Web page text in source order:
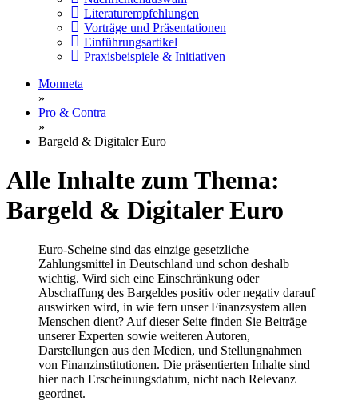
Literaturempfehlungen
Vorträge und Präsentationen
Einführungsartikel
Praxisbeispiele & Initiativen
Monneta
»
Pro & Contra
»
Bargeld & Digitaler Euro
Alle Inhalte zum Thema:
Bargeld & Digitaler Euro
Euro-Scheine sind das einzige gesetzliche
Zahlungsmittel in Deutschland und schon deshalb
wichtig. Wird sich eine Einschränkung oder
Abschaffung des Bargeldes positiv oder negativ darauf
auswirken wird, in wie fern unser Finanzsystem allen
Menschen dient? Auf dieser Seite finden Sie Beiträge
unserer Experten sowie weiteren Autoren,
Darstellungen aus den Medien, und Stellungnahmen
von Finanzinstitutionen. Die präsentierten Inhalte sind
hier nach Erscheinungsdatum, nicht nach Relevanz
geordnet.